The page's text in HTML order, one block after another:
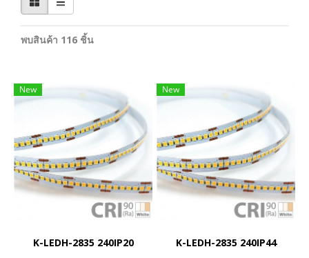
พบสินค้า 116 ชิ้น
New
K-LEDH-2835 240IP20
New
K-LEDH-2835 240IP44